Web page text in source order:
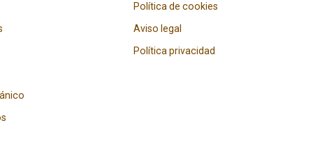
Política de cookies
Aviso legal
Política privacidad